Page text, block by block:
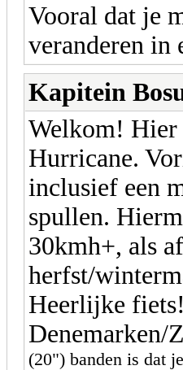
Vooral dat je
veranderen in
Kapitein
Welkom! Hier
Hurricane.
inclusief een
spullen.
30kmh+, als
herfst/
Heerlijke
Denemarken/
(20") banden is dat